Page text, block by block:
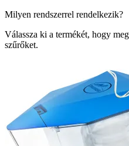
Milyen rendszerrel rendelkezik?
Válassza ki a termékét, hogy
szűrőket.